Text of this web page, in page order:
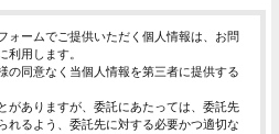
ォームでご提供いただく個人情報は、お問
用します。
の同意なく当個人情報を第三者に提供する
がありますが、委託にあたっては、委託先
れるよう、委託先に対する必要かつ適切な